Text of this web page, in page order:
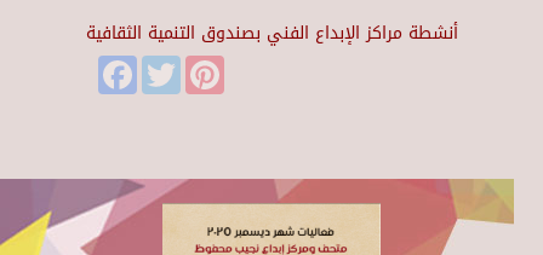
أنشطة مراكز الإبداع الفني بصندوق التنمية الثقافية
FacebookTwitter